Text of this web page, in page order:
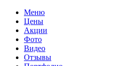
Меню
Цены
Акции
Фото
Видео
Отзывы